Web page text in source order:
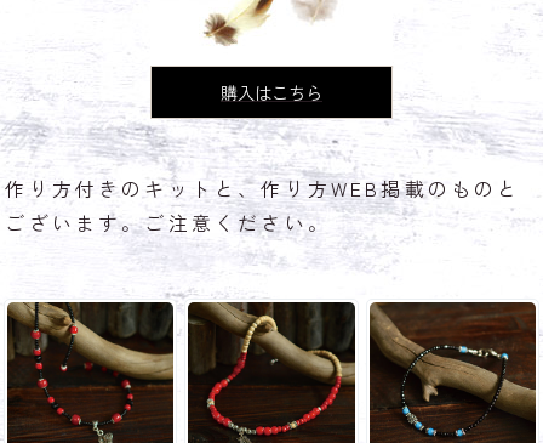
購入はこちら
作り方付きのキットと、作り方WEB掲載のものと
ございます。ご注意ください。